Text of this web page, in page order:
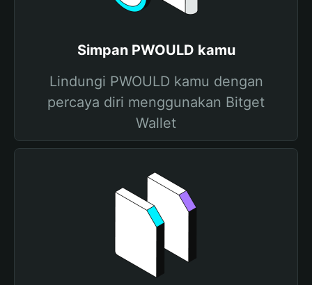
Simpan PWOULD kamu
Lindungi PWOULD kamu dengan
percaya diri menggunakan Bitget
Wallet